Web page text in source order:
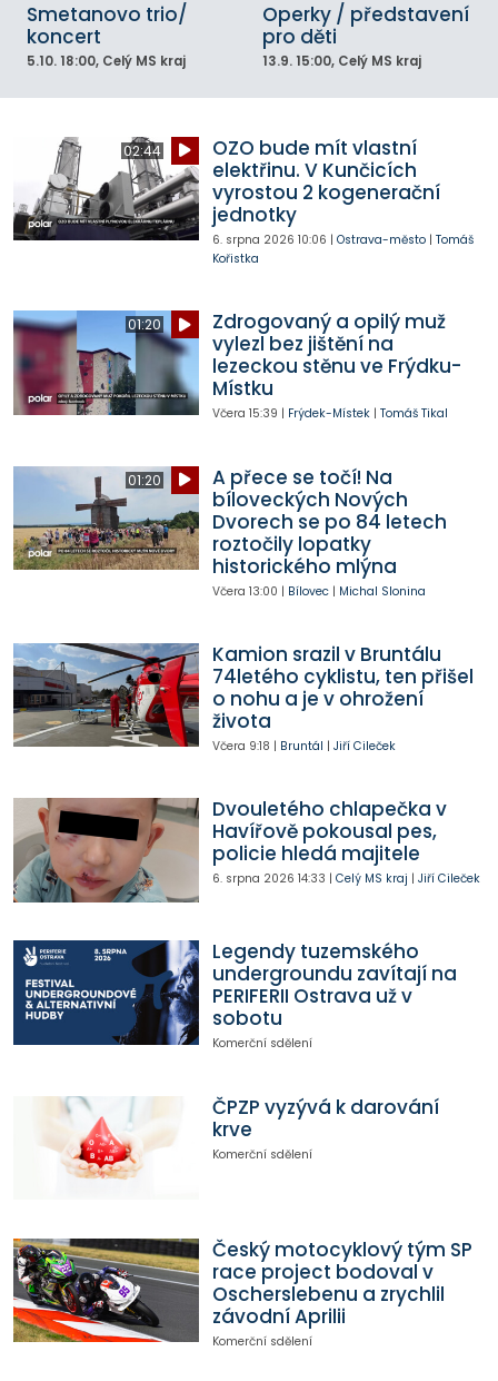
Smetanovo trio/
koncert
5.10. 18:00, Celý MS kraj
Operky / představení
pro děti
13.9. 15:00, Celý MS kraj
02:44
OZO bude mít vlastní
elektřinu. V Kunčicích
vyrostou 2 kogenerační
jednotky
6. srpna 2026 10:06 | Ostrava-město| Tomáš
Kořistka
01:20
Zdrogovaný a opilý muž
vylezl bez jištění na
lezeckou stěnu ve Frýdku-
Místku
Včera 15:39 | Frýdek-Místek| Tomáš Tikal
01:20
A přece se točí! Na
bíloveckých Nových
Dvorech se po 84 letech
roztočily lopatky
historického mlýna
Včera 13:00 | Bílovec| Michal Slonina
Kamion srazil v Bruntálu
74letého cyklistu, ten přišel
o nohu a je v ohrožení
života
Včera 9:18 | Bruntál | Jiří Cileček
Dvouletého chlapečka v
Havířově pokousal pes,
policie hledá majitele
6. srpna 2026 14:33 | Celý MS kraj | Jiří Cileček
Legendy tuzemského
undergroundu zavítají na
PERIFERII Ostrava už v
sobotu
Komerční sdělení
ČPZP vyzývá k darování
krve
Komerční sdělení
Český motocyklový tým SP
race project bodoval v
Oscherslebenu a zrychlil
závodní Aprilii
Komerční sdělení